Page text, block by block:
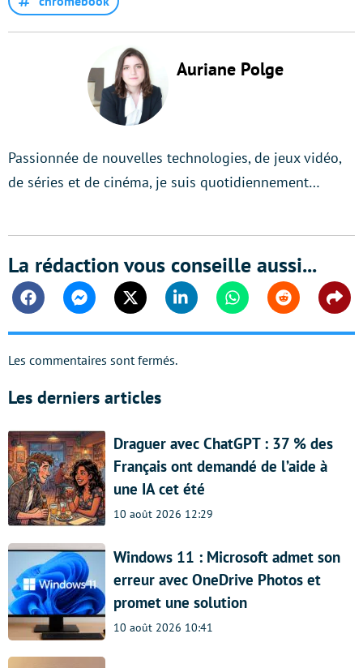
Auriane Polge
Passionnée de nouvelles technologies, de jeux vidéo,
de séries et de cinéma, je suis quotidiennement…
La rédaction vous conseille aussi...
FacebookMessengerTwitter Linkedin WhatsappReddit
Les commentaires sont fermés.
Les derniers articles
Draguer avec ChatGPT : 37 % des
Français ont demandé de l’aide à
une IA cet été
10 août 2026 12:29
Windows 11 : Microsoft admet son
erreur avec OneDrive Photos et
promet une solution
10 août 2026 10:41